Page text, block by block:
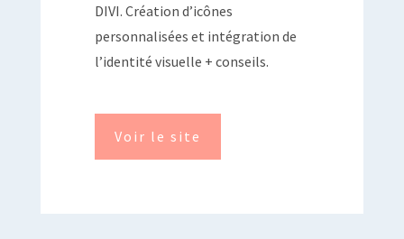
DIVI. Création d’icônes
personnalisées et intégration de
l’identité visuelle + conseils.
Voir le site